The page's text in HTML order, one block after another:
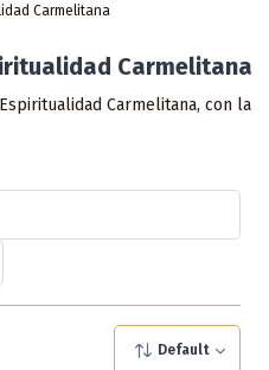
Carmelitana
Carmelitana
Carmelitana, con la
Carmelitana
Default